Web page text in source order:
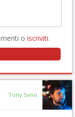
o iscriviti.
Tony Siino